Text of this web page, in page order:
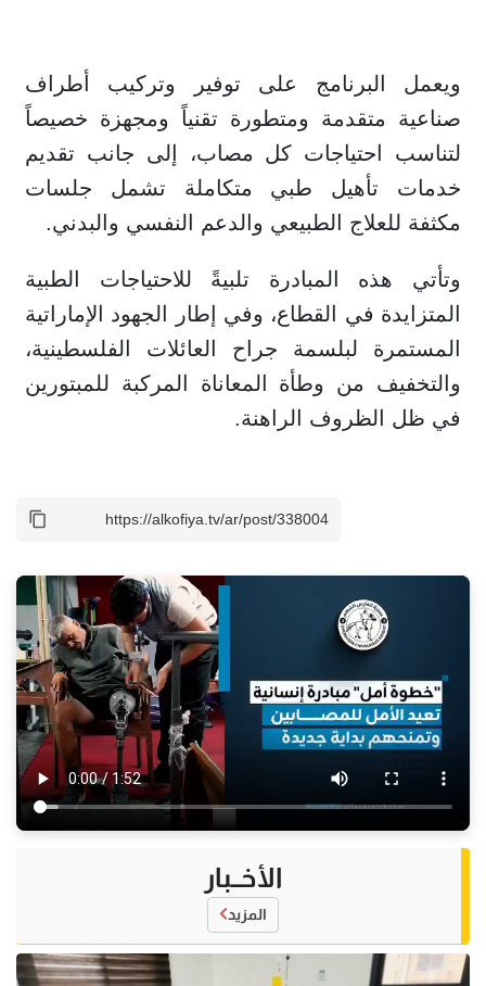
ويعمل البرنامج على توفير وتركيب أطراف
صناعية متقدمة ومتطورة تقنياً ومجهزة خصيصاً
لتناسب احتياجات كل مصاب، إلى جانب تقديم
خدمات تأهيل طبي متكاملة تشمل جلسات
مكثفة للعلاج الطبيعي والدعم النفسي والبدني.
وتأتي هذه المبادرة تلبيةً للاحتياجات الطبية
المتزايدة في القطاع، وفي إطار الجهود الإماراتية
المستمرة لبلسمة جراح العائلات الفلسطينية،
والتخفيف من وطأة المعاناة المركبة للمبتورين
في ظل الظروف الراهنة.
الأخــبار
المزيد